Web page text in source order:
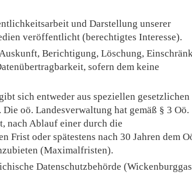
und Darstellung unserer
veröffentlicht (berechtigtes Interesse).
Berichtigung, Löschung,
sofern dem keine
sich entweder aus speziellen gesetzlichen
oö. Landesverwaltung hat gemäß § 3 Oö.
nach Ablauf einer durch die
oder spätestens nach 30 Jahren dem
(Maximalfristen).
Datenschutzbehörde